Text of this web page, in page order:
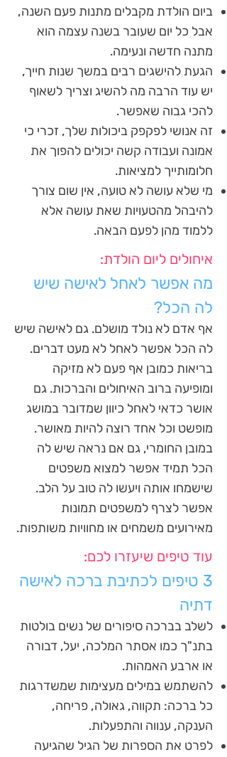
ביום הולדת מקבלים מתנות פעם השנה,
אבל כל יום שעובר בשנה עצמה הוא
מתנה חדשה ונעימה.
הגעת להישגים רבים במשך שנות חייך,
יש עוד הרבה מה להשיג וצריך לשאוף
להכי גבוה שאפשר.
זה אנושי לפקפק ביכולות שלך, זכרי כי
אמונה ועבודה קשה יכולים להפוך את
חלומותייך למציאות.
מי שלא עושה לא טועה, אין שום צורך
להיבהל מהטעויות שאת עושה אלא
ללמוד מהן לפעם הבאה.
איחולים ליום הולדת:
מה אפשר לאחל לאישה שיש
לה הכל?
אף אדם לא נולד מושלם. גם לאישה שיש
לה הכל אפשר לאחל לא מעט דברים.
בריאות כמובן אף פעם לא מזיקה
ומופיעה ברוב האיחולים והברכות. גם
אושר כדאי לאחל כיוון שמדובר במושג
מופשט וכל אחד רוצה להיות מאושר.
במובן החומרי, גם אם נראה שיש לה
הכל תמיד אפשר למצוא משפטים
שישמחו אותה ויעשו לה טוב על הלב.
אפשר לצרף למשפטים תמונות
מאירועים משמחים או מחוויות משותפות.
עוד טיפים שיעזרו לכם:
3 טיפים לכתיבת ברכה לאישה
דתיה
לשלב בברכה סיפורים של נשים בולטות
בתנ"ך כמו אסתר המלכה, יעל, דבורה
או ארבע האמהות.
להשתמש במילים מעצימות שמשדרגות
כל ברכה: תקווה, גאולה, פריחה,
הענקה, ענווה והתפעלות.
לפרט את הספרות של הגיל שהגיעה